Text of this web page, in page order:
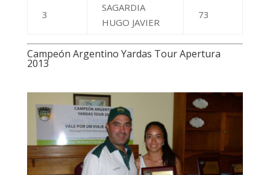
3
SAGARDIA
HUGO JAVIER
73
Campeón Argentino Yardas Tour Apertura
2013